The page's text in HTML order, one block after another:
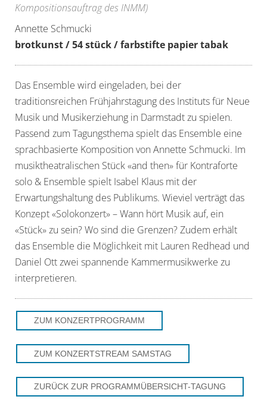
Kompositionsauftrag des INMM)
Annette Schmucki
brotkunst / 54 stück / farbstifte papier tabak
Das Ensemble wird eingeladen, bei der
traditionsreichen Frühjahrstagung des Instituts für Neue
Musik und Musikerziehung in Darmstadt zu spielen.
Passend zum Tagungsthema spielt das Ensemble eine
sprachbasierte Komposition von Annette Schmucki. Im
musiktheatralischen Stück «and then» für Kontraforte
solo & Ensemble spielt Isabel Klaus mit der
Erwartungshaltung des Publikums. Wieviel verträgt das
Konzept «Solokonzert» – Wann hört Musik auf, ein
«Stück» zu sein? Wo sind die Grenzen? Zudem erhält
das Ensemble die Möglichkeit mit Lauren Redhead und
Daniel Ott zwei spannende Kammermusikwerke zu
interpretieren.
ZUM KONZERTPROGRAMM
ZUM KONZERTSTREAM SAMSTAG
ZURÜCK ZUR PROGRAMMÜBERSICHT-TAGUNG